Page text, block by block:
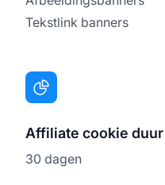
Tekstlink banners
Affiliate cookie duur
30 dagen